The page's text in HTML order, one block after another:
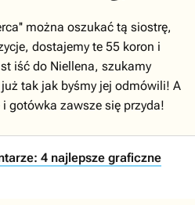
można oszukać tą siostrę,
dostajemy te 55 koron i
iść do Niellena, szukamy
tak jak byśmy jej odmówili! A
gotówka zawsze się przyda!
4 najlepsze graficzne